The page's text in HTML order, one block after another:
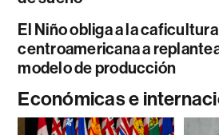
El Niño obliga a la caficultura
centroamericana a
modelo de producción
Económicas e